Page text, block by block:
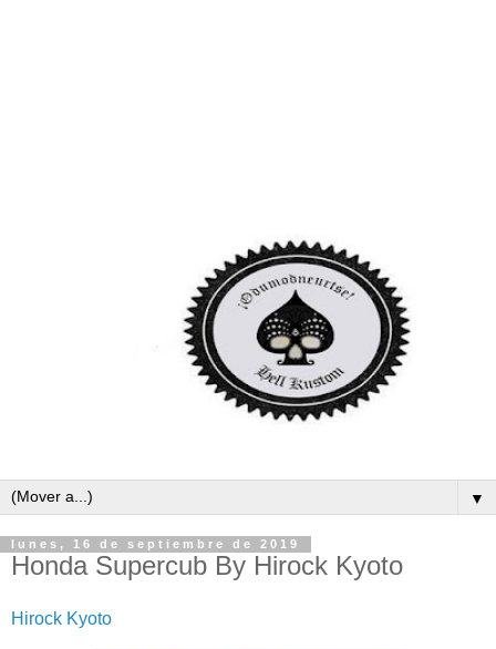
▼
lunes, 16 de septiembre de 2019
Honda Supercub By Hirock Kyoto
Hirock Kyoto